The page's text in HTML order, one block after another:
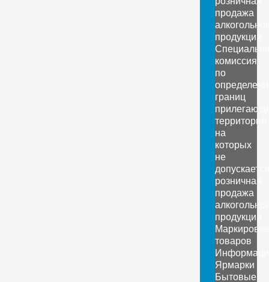
продажа
продукции
комиссия
по
границ
территорий,
на
которых
не
допускается
розничная
продажа
продукции
Маркировка
товаров
Ярмарки
Бытовые